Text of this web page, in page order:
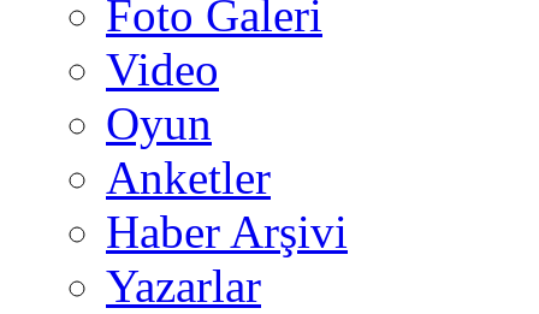
Foto Galeri
Video
Oyun
Anketler
Haber Arşivi
Yazarlar